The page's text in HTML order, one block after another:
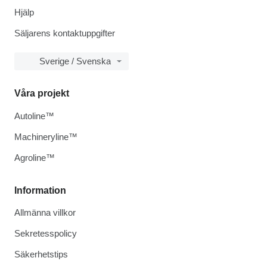
Hjälp
Säljarens kontaktuppgifter
Sverige / Svenska
Information
Allmänna villkor
Sekretesspolicy
Säkerhetstips
Våra projekt
Autoline™
Machineryline™
Agroline™